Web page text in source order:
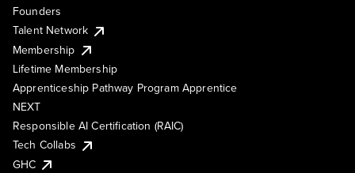
Founders
Talent Network
Membership
Lifetime Membership
Apprenticeship Pathway Program Apprentice
NEXT
Responsible AI Certification (RAIC)
Tech Collabs
GHC